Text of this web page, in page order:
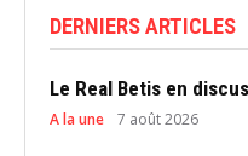
DERNIERS ARTICLES
Le Real Betis en
A la une 7 août 2026